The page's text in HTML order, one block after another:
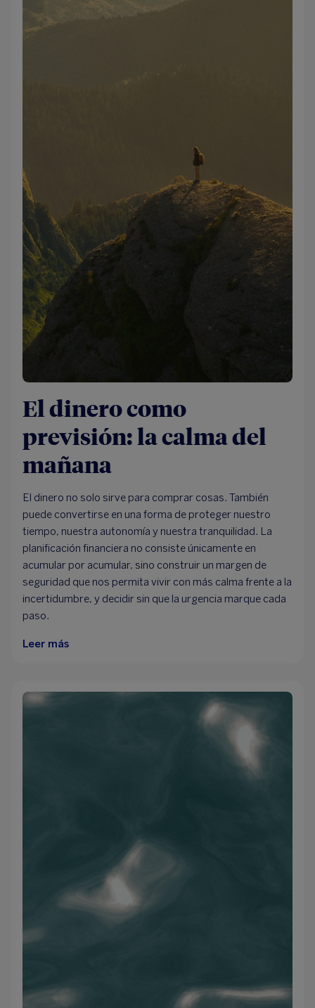
El dinero como
previsión: la calma del
mañana
El dinero no solo sirve para comprar cosas. También
puede convertirse en una forma de proteger nuestro
tiempo, nuestra autonomía y nuestra tranquilidad. La
planificación financiera no consiste únicamente en
acumular por acumular, sino construir un margen de
seguridad que nos permita vivir con más calma frente a la
incertidumbre, y decidir sin que la urgencia marque cada
paso.
Leer más